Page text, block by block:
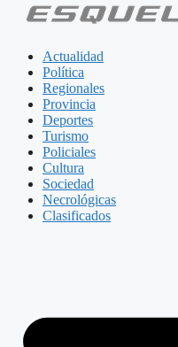
Actualidad
Política
Regionales
Provincia
Deportes
Turismo
Policiales
Cultura
Sociedad
Necrológicas
Clasificados